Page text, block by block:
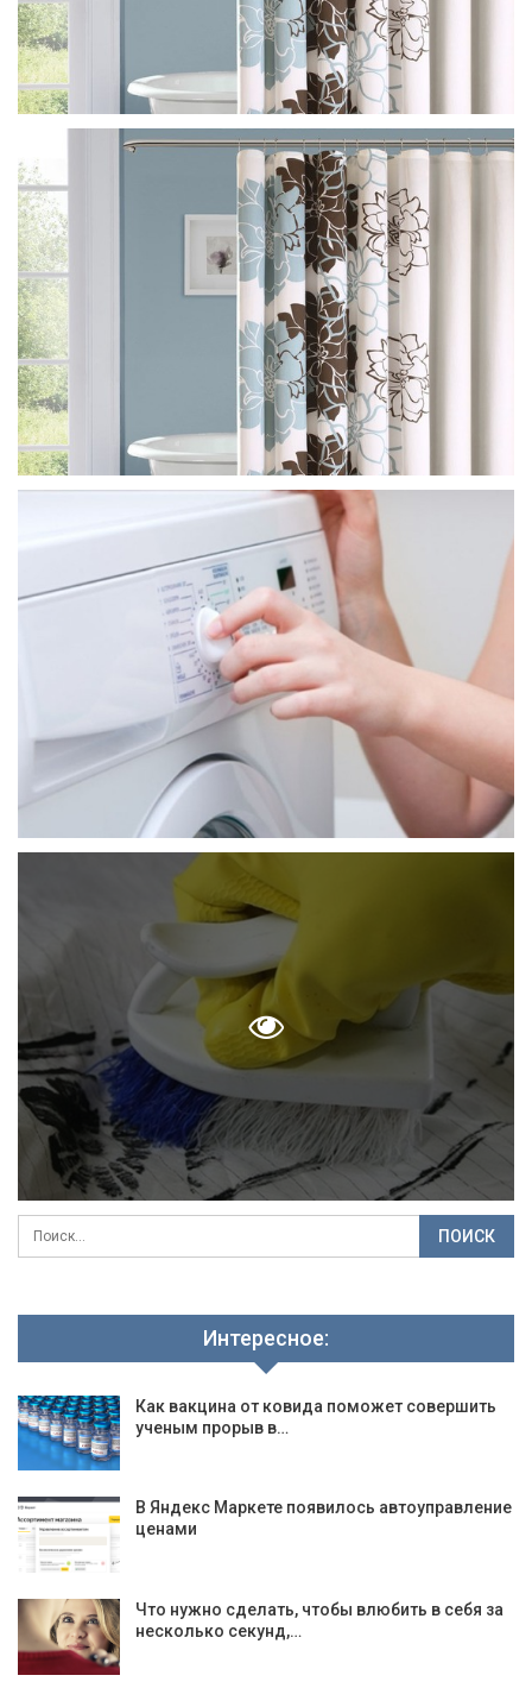
Интересное:
Как вакцина от ковида поможет совершить
ученым прорыв в…
В Яндекс Маркете появилось автоуправление
ценами
Что нужно сделать, чтобы влюбить в себя за
несколько секунд,…